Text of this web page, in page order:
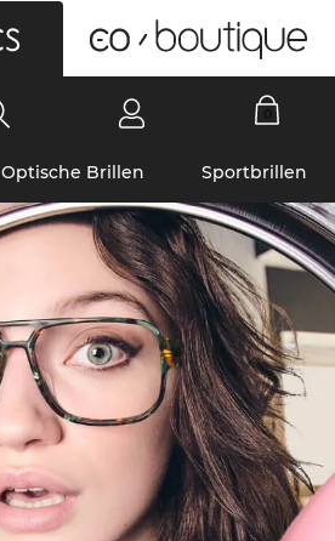
Optische Brillen Sportbrillen